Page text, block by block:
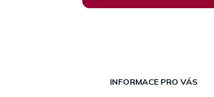
INFORMACE PRO VÁS